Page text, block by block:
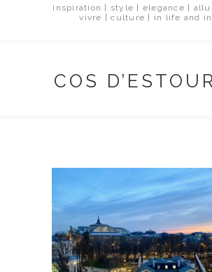
inspiration | style | elegance |
vivre | culture | in life and in
COS